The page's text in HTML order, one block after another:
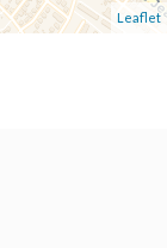
Leaflet